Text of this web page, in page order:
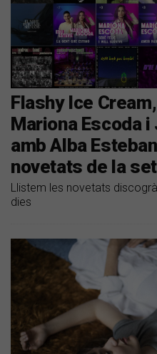
Flashy Ice
Mariona Escoda
amb Alba
novetats de la
Llistem les novetats
dies